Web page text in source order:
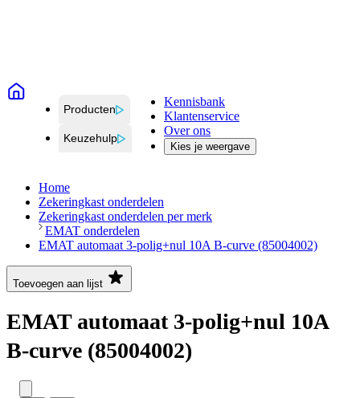
Producten
Keuzehulp
Kennisbank
Klantenservice
Over ons
Kies je weergave
Home
Zekeringkast onderdelen
Zekeringkast onderdelen per merk
EMAT onderdelen
EMAT automaat 3-polig+nul 10A B-curve (85004002)
Toevoegen aan lijst
EMAT automaat 3-polig+nul 10A
B-curve (85004002)